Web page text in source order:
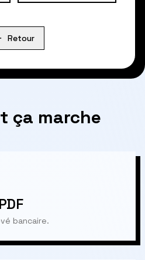
Retour
ça marche
bancaire.